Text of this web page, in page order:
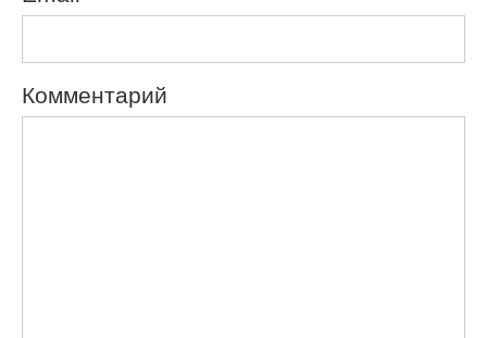
Комментарий